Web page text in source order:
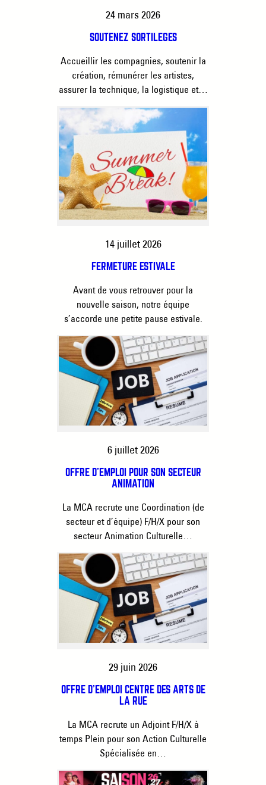
24 mars 2026
SOUTENEZ SORTILÈGES
Accueillir les compagnies, soutenir la
création, rémunérer les artistes,
assurer la technique, la logistique et…
14 juillet 2026
FERMETURE ESTIVALE
Avant de vous retrouver pour la
nouvelle saison, notre équipe
s’accorde une petite pause estivale.
6 juillet 2026
OFFRE D’EMPLOI POUR SON SECTEUR
ANIMATION
La MCA recrute une Coordination (de
secteur et d’équipe) F/H/X pour son
secteur Animation Culturelle…
29 juin 2026
OFFRE D’EMPLOI CENTRE DES ARTS DE
LA RUE
La MCA recrute un Adjoint F/H/X à
temps Plein pour son Action Culturelle
Spécialisée en…